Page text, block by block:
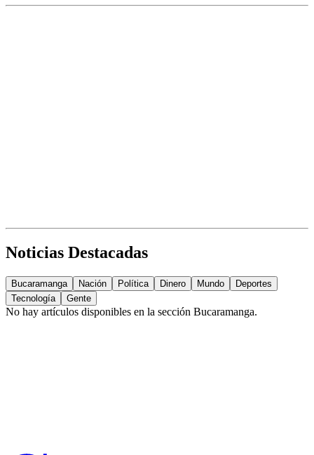
Noticias Destacadas
Bucaramanga Nación Política Dinero Mundo
Deportes
Tecnología
Gente
No hay artículos disponibles en la sección Bucaramanga.